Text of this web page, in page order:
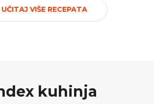
UČITAJ VIŠE RECEPATA
kuhinja